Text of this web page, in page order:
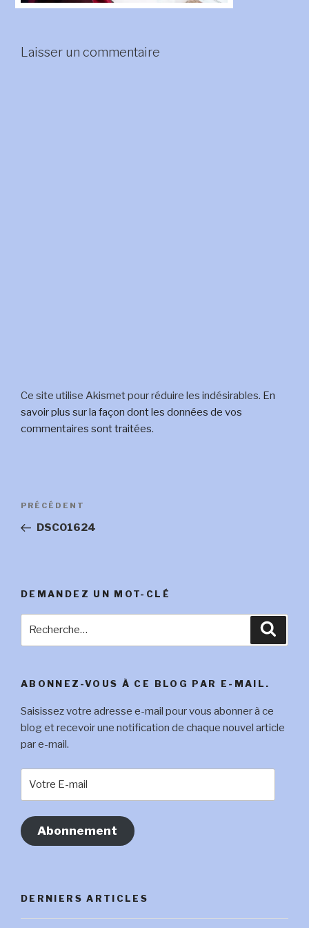
Laisser un commentaire
Ce site utilise Akismet pour réduire les indésirables. En
savoir plus sur la façon dont les données de vos
commentaires sont traitées.
Navigation
l’article
Article
précédent
PRÉCÉDENT
DSC01624
DEMANDEZ UN MOT-CLÉ
ABONNEZ-VOUS À CE BLOG PAR E-MAIL.
Saisissez votre adresse e-mail pour vous abonner à ce
blog et recevoir une notification de chaque nouvel article
par e-mail.
Abonnement
DERNIERS ARTICLES